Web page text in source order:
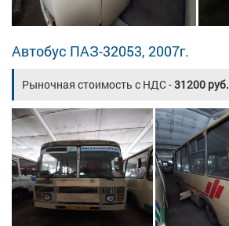
Автобус ПАЗ-32053, 2007г.
Рыночная стоимость с НДС -31200 руб.